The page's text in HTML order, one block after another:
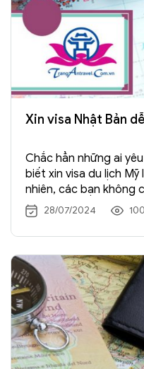
Xin visa Nhật Bản
Chắc hẳn những ai
biết xin visa du lịch Mỹ
nhiên, các bạn không
Tràng An Travel chia
bạn sẽ thành công.
cẩn thận […] Xem →
28/07/2024